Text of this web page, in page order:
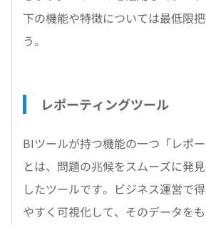
下の機能や特徴については最低限
う。
レポーティングツール
BIツールが持つ機能の一つ「レポー
とは、問題の兆候をスムーズに発
したツールです。ビジネス運営で
やすく可視化して、そのデータを